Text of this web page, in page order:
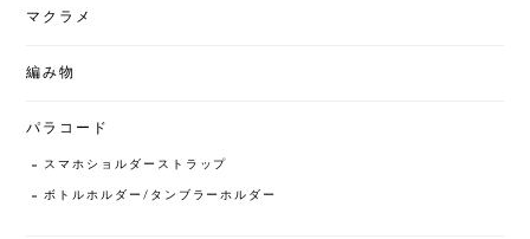
マクラメ
編み物
パラコード
スマホショルダーストラップ
ボトルホルダー/タンブラーホルダー